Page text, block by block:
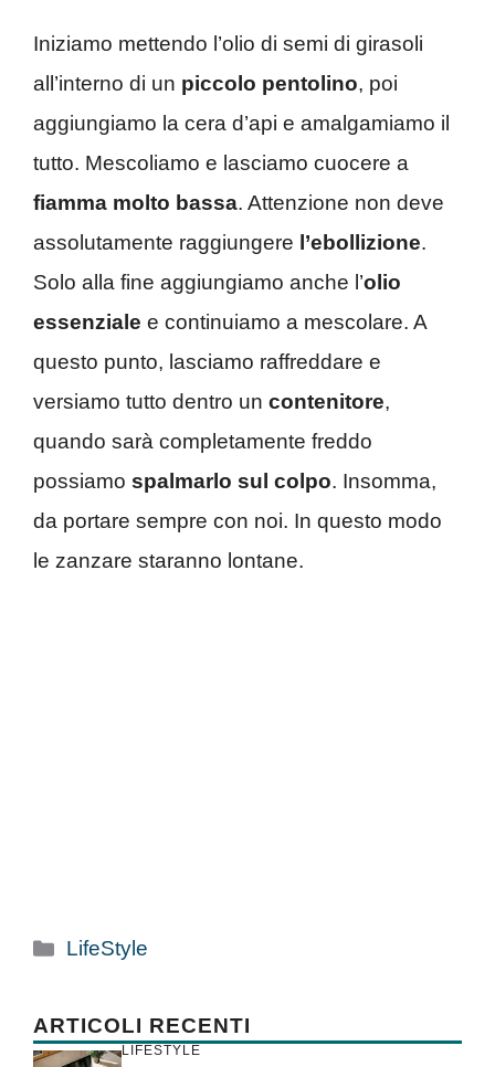
Iniziamo mettendo l’olio di semi di girasoli
all’interno di un piccolo pentolino, poi
aggiungiamo la cera d’api e amalgamiamo il
tutto. Mescoliamo e lasciamo cuocere a
fiamma molto bassa. Attenzione non deve
assolutamente raggiungere l’ebollizione.
Solo alla fine aggiungiamo anche l’olio
essenziale e continuiamo a mescolare. A
questo punto, lasciamo raffreddare e
versiamo tutto dentro un contenitore,
quando sarà completamente freddo
possiamo spalmarlo sul colpo. Insomma,
da portare sempre con noi. In questo modo
le zanzare staranno lontane.
Categorie
LifeStyle
ARTICOLI RECENTI
LIFESTYLE